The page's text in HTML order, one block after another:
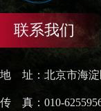
联系我们
地 址：北京市海淀
传 真：010-